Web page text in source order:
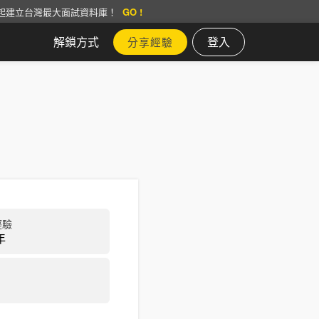
立台灣最大面試資料庫！ GO !
解鎖方式 分享經驗 登入